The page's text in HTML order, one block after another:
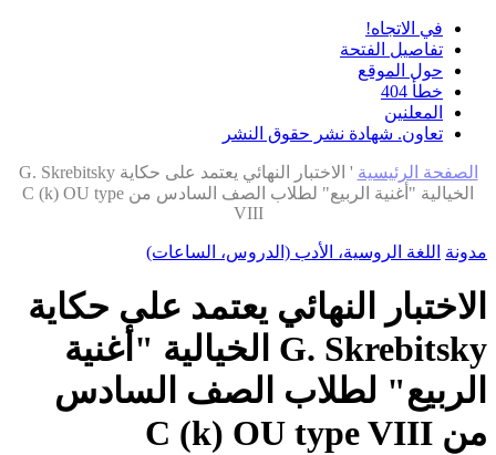
في الاتجاه!
تفاصيل الفتحة
حول الموقع
خطأ 404
المعلنين
تعاون. شهادة نشر حقوق النشر
الصفحة الرئيسية '
الاختبار النهائي يعتمد على حكاية G. Skrebitsky
الخيالية "أغنية الربيع" لطلاب الصف السادس من C (k) OU type
VIII
مدونة اللغة الروسية، الأدب (الدروس، الساعات)
الاختبار النهائي يعتمد على حكاية
G. Skrebitsky الخيالية "أغنية
الربيع" لطلاب الصف السادس
من C (k) OU type VIII